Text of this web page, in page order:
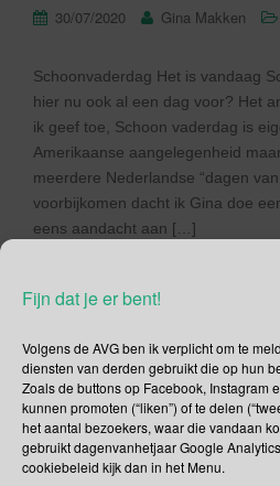
Fijn dat je er bent!
Volgens de AVG ben ik verplicht om te
diensten van derden gebruikt die op hun
Zoals de buttons op Facebook, Instagram
kunnen promoten (“liken”) of te delen
het aantal bezoekers, waar die vandaan
gebruikt dagenvanhetjaar Google
cookiebeleid kijk dan in het Menu.
30/07/2020 Gina Makken
Schoonvaderdag Het is vandaag
hier nu ook al een dag voor? Het
ik geef toe, Schoon vaderdag is
Amerikaanse aangelegenheid
meerdere Nederlandse “dagen
voorbijkomen dacht ik Gina doe
eens aandacht aan […]
Social Media
Je kunt me volgen op